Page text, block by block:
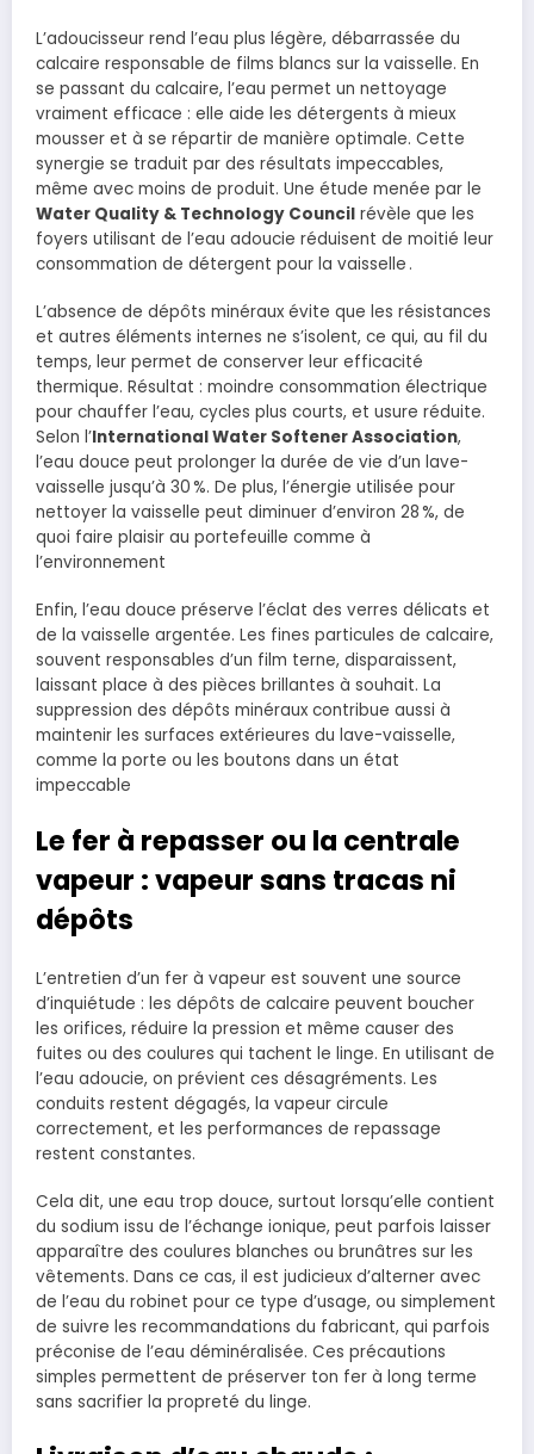
L’adoucisseur rend l’eau plus légère, débarrassée du
calcaire responsable de films blancs sur la vaisselle. En
se passant du calcaire, l’eau permet un nettoyage
vraiment efficace : elle aide les détergents à mieux
mousser et à se répartir de manière optimale. Cette
synergie se traduit par des résultats impeccables,
même avec moins de produit. Une étude menée par le
Water Quality & Technology Council révèle que les
foyers utilisant de l’eau adoucie réduisent de moitié leur
consommation de détergent pour la vaisselle .
L’absence de dépôts minéraux évite que les résistances
et autres éléments internes ne s’isolent, ce qui, au fil du
temps, leur permet de conserver leur efficacité
thermique. Résultat : moindre consommation électrique
pour chauffer l’eau, cycles plus courts, et usure réduite.
Selon l’International Water Softener Association,
l’eau douce peut prolonger la durée de vie d’un lave-
vaisselle jusqu’à 30 %. De plus, l’énergie utilisée pour
nettoyer la vaisselle peut diminuer d’environ 28 %, de
quoi faire plaisir au portefeuille comme à
l’environnement
Enfin, l’eau douce préserve l’éclat des verres délicats et
de la vaisselle argentée. Les fines particules de calcaire,
souvent responsables d’un film terne, disparaissent,
laissant place à des pièces brillantes à souhait. La
suppression des dépôts minéraux contribue aussi à
maintenir les surfaces extérieures du lave-vaisselle,
comme la porte ou les boutons dans un état
impeccable
Le fer à repasser ou la centrale
vapeur : vapeur sans tracas ni
dépôts
L’entretien d’un fer à vapeur est souvent une source
d’inquiétude : les dépôts de calcaire peuvent boucher
les orifices, réduire la pression et même causer des
fuites ou des coulures qui tachent le linge. En utilisant de
l’eau adoucie, on prévient ces désagréments. Les
conduits restent dégagés, la vapeur circule
correctement, et les performances de repassage
restent constantes.
Cela dit, une eau trop douce, surtout lorsqu’elle contient
du sodium issu de l’échange ionique, peut parfois laisser
apparaître des coulures blanches ou brunâtres sur les
vêtements. Dans ce cas, il est judicieux d’alterner avec
de l’eau du robinet pour ce type d’usage, ou simplement
de suivre les recommandations du fabricant, qui parfois
préconise de l’eau déminéralisée. Ces précautions
simples permettent de préserver ton fer à long terme
sans sacrifier la propreté du linge.